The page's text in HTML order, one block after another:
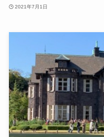
2021年7月1日